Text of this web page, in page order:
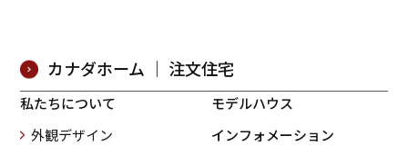
カナダホーム ｜ 注文住宅
私たちについて
外観デザイン
モデルハウス
インフォメーション